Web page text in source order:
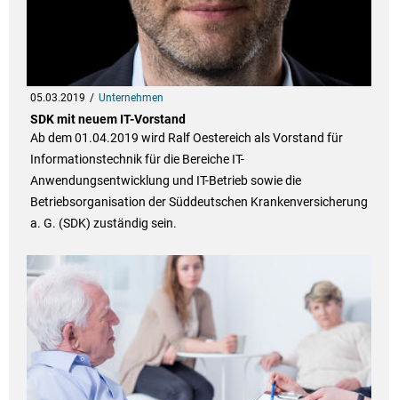
05.03.2019 Unternehmen
SDK mit neuem IT-Vorstand
Ab dem 01.04.2019 wird Ralf Oestereich als Vorstand für
Informationstechnik für die Bereiche IT-
Anwendungsentwicklung und IT-Betrieb sowie die
Betriebsorganisation der Süddeutschen Krankenversicherung
a. G. (SDK) zuständig sein.